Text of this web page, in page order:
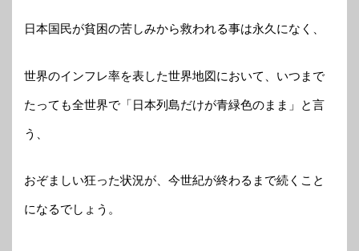
日本国民が貧困の苦しみから救われる事は永久になく、
世界のインフレ率を表した世界地図において、いつまで
たっても全世界で「日本列島だけが青緑色のまま」と言
う、
おぞましい狂った状況が、今世紀が終わるまで続くこと
になるでしょう。